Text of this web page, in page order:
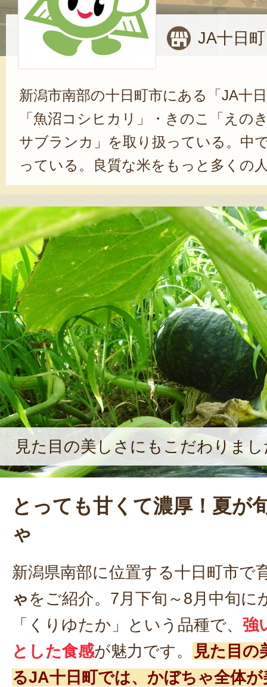
JA十日
新潟市南部の十日町市にある「JA十
「魚沼コシヒカリ」・きのこ「えの
サブランカ」を取り扱っている。中
っている。良質な米をもっと多くの
らうべく、2017年にコシヒカリブラ
衛」を打ち立てた。このブランドは
質によって5種類に分かれている。中
の上位ランクとして選別された「極
1％程度しか認められず、最高級の
り扱われる。このようなさまざまな
ることで、JA十日町は組員農家の所
のだ。
見た目の美しさにもこだわりま
とっても甘くて濃厚！夏が
ゃ
新潟県南部に位置する十日町市で
ゃ をご紹介。7月下旬～8月中旬に
「くりゆたか」という品種で、 強
とした食感が魅力です。
見た目の
るJA十日町では、かぼちゃ全体